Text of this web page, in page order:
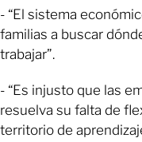
- “El sistema
familias a buscar
trabajar”.
- “Es injusto que las
resuelva su falta de
territorio de